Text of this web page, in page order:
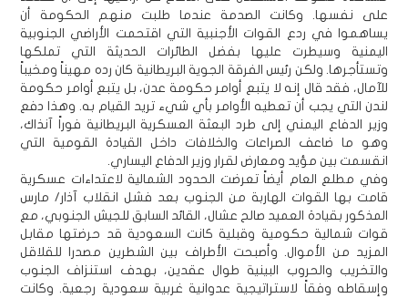
على نفسها. وكانت الصدمة عندما طلبت منهم الحكومة أن
يساهموا في ردع القوات الأجنبية التي اقتحمت الأراضي الجنوبية
اليمنية وسيطرت عليها بفضل الطائرات الحديثة التي تملكها
وتستأجرها. ولكن رئيس الفرقة الجوية البريطانية كان رده مهيناً ومخيباً
للآمال، فقد قال إنه لا يتبع أوامر حكومة عدن، بل يتبع أوامر حكومة
لندن التي يجب أن تعطيه الأوامر بأي شيء تريد القيام به. وهذا دفع
وزير الدفاع اليمني إلى طرد البعثة العسكرية البريطانية فوراً آنذاك،
وهو ما ضاعف الصراعات والخلافات داخل القيادة القومية التي
انقسمت بين مؤيد ومعارض لقرار وزير الدفاع اليساري.
وفي مطلع العام أيضاً تعرضت الحدود الشمالية لاعتداءات عسكرية
قامت بها القوات الهاربة من الجنوب بعد فشل انقلاب آذار/ مارس
المذكور بقيادة العميد صالح عشال، القائد السابق للجيش الجنوبي، مع
قوات شمالية حكومية وقبلية كانت السعودية قد حرضتها مقابل
المزيد من الأموال. وأصبحت الأطراف بين الشطرين مصدرا للقلاقل
والتخريب والحروب البينية طوال عقدين، بهدف استنزاف الجنوب
وإسقاطه وفقاً لاستراتيجية عدوانية غربية سعودية رجعية. وكانت